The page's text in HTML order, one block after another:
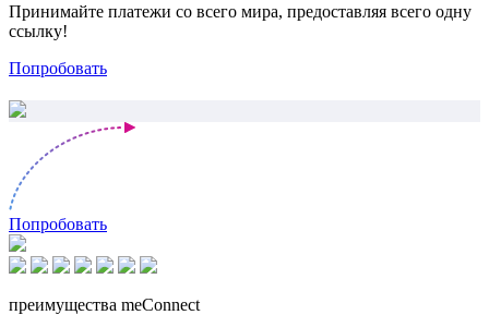
Принимайте платежи со всего мира, предоставляя всего одну
ссылку!
Попробовать
Попробовать
преимущества meConnect